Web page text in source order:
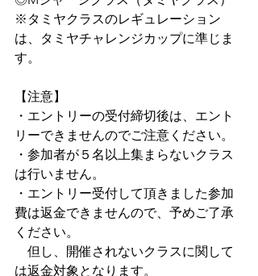
※タミヤクラスのレギュレーション
は、タミヤチャレンジカップに準じま
す。
【注意】
・エントリーの受付締切後は、エント
リーできませんのでご注意ください。
・参加者が５名以上集まらないクラス
は行いません。
・エントリー受付して頂きました参加
費は返金できませんので、予めご了承
ください。
但し、開催されないクラスに関して
は返金対象となります。